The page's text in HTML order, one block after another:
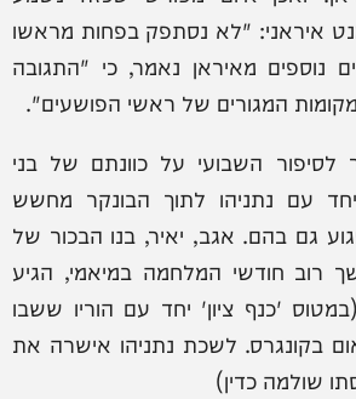
איראני: "לא נסתפק בפחות מראשו
נוספים מאיראן נאמר, כי "התגובה
המגורים של ראשי הפושעים".
השבועי על כוונתם של בני
עם נתניהו לתוך הבונקר מחשש
גם בהם. אגב, יאיר, בנו הבכור של
רוב חודשי המלחמה במיאמי, הגיע
'כנף ציון' יחד עם הוריו ששבו
בקונגרס. לשכת נתניהו אישרה את
שולמה כדין)